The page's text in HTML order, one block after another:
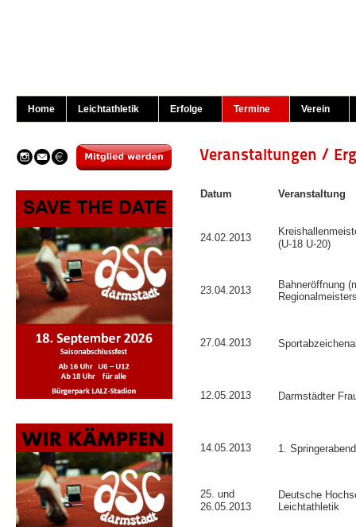
Home Leichtathletik Erfolge Termine Verein
Veranstaltungen /
Datum Veranstaltung
24.02.2013
(U-18 U-20)
23.04.2013
Bahneröffnung
27.04.2013
12.05.2013 Darmstädter
14.05.2013 1.
25. und
26.05.2013
Deutsche
Leichtathletik